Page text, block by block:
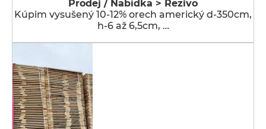
Prodej / Nabídka > Řezivo
Kúpim vysušený 10-12% orech americký d-350cm,
h-6 až 6,5cm, …